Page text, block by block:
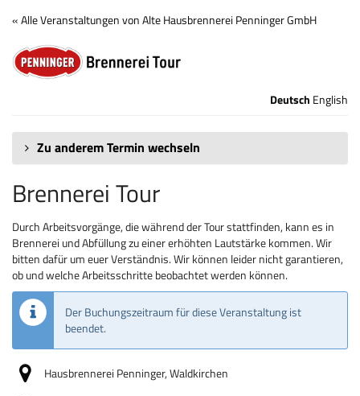
Zum
Haupt-
Inhalt
springen
« Alle Veranstaltungen von Alte Hausbrennerei Penninger GmbH
Brennerei
Tour Deutsch English
Zu anderem Termin wechseln
Brennerei Tour
Durch Arbeitsvorgänge, die während der Tour stattfinden, kann es in
Brennerei und Abfüllung zu einer erhöhten Lautstärke kommen. Wir
bitten dafür um euer Verständnis. Wir können leider nicht garantieren,
ob und welche Arbeitsschritte beobachtet werden können.
Der Buchungszeitraum für diese Veranstaltung ist
beendet.
Hausbrennerei Penninger, Waldkirchen